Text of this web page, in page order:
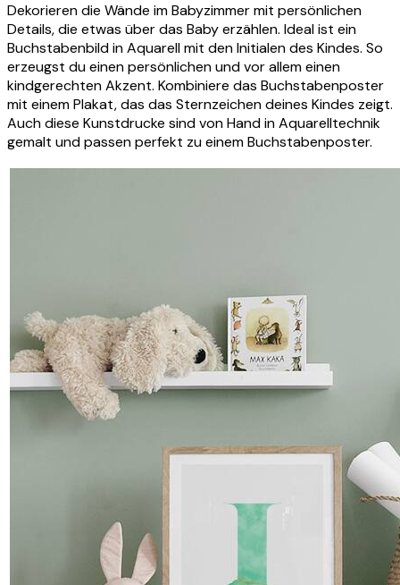
Dekorieren die Wände im Babyzimmer mit persönlichen
Details, die etwas über das Baby erzählen. Ideal ist ein
Buchstabenbild in Aquarell mit den Initialen des Kindes. So
erzeugst du einen persönlichen und vor allem einen
kindgerechten Akzent. Kombiniere das Buchstabenposter
mit einem Plakat, das das Sternzeichen deines Kindes zeigt.
Auch diese Kunstdrucke sind von Hand in Aquarelltechnik
gemalt und passen perfekt zu einem Buchstabenposter.